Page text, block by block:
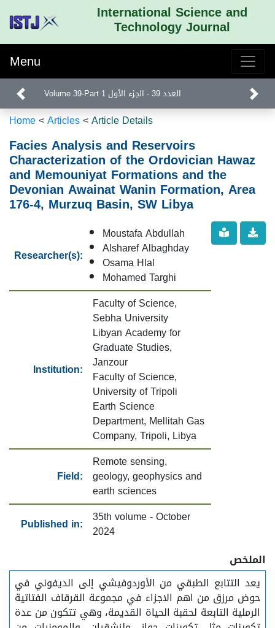
International Science and
Technology Journal
Menu
Volume 39-Part 1 العدد 39 - الجزء الأول
Home<Articles<Article Details
Facies Analysis and Reservoirs
Characterization of the Ordovician Hawaz
and Memouniyat Formations and the
Devonian Awainat Wanin Formation, Area
176-4, Murzuq Basin, SW Libya
Researcher(s):
Moustafa Abdullah
Alsharef Albaghday
Osama Hlal
Mohamed Targhi
Institution:
Faculty of Science,
Sebha University
Libyan Academy for
Graduate Studies,
Janzour
Faculty of Science,
University of Tripoli
Earth Science
Department, Mellitah Gas
Company, Tripoli, Libya
Field:
Remote sensing,
geology, geophysics and
earth sciences
Published in: 35th volume - October
2024
الملخص
يعد التتابع الطبقي من الأوردوفيشي إلى الديفوني في
حوض مرزق من اهم الاجزاء في مجموعة القرقاف الفتاتية
الرملية التابعة لحقبة الحياة القديمة، وهي تتكون من عدة